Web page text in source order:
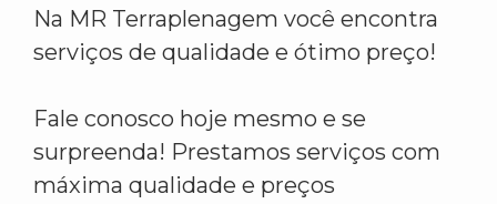
Na MR Terraplenagem você encontra
serviços de qualidade e ótimo preço!
Fale conosco hoje mesmo e se
surpreenda! Prestamos serviços com
máxima qualidade e preços